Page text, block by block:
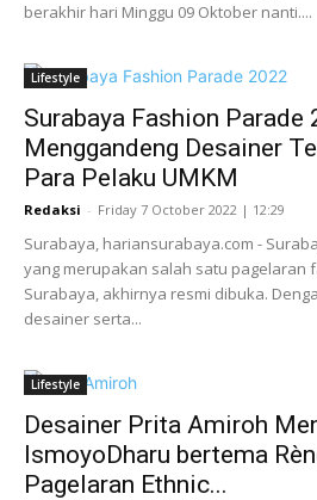
berakhir hari Minggu 09 Oktober nanti....
Lifestyle
Surabaya Fashion Parade
Menggandeng Desainer
Para Pelaku UMKM
Redaksi - Friday 7 October 2022 | 12:29
Surabaya, hariansurabaya.com -
yang merupakan salah satu pagelaran
Surabaya, akhirnya resmi dibuka.
desainer serta...
Lifestyle
Desainer Prita Amiroh
IsmoyoDharu bertema
Pagelaran Ethnic...